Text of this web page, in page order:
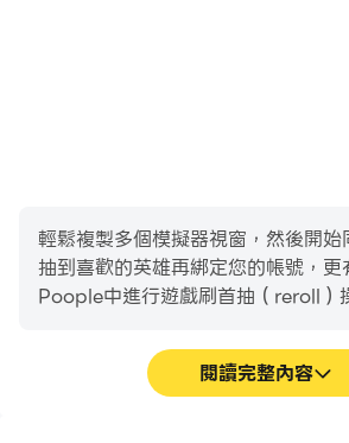
輕鬆複製多個模擬器視窗，然後開
抽到喜歡的英雄再綁定您的帳號，更
Poople中進行遊戲刷首抽（reroll）
閱讀完整內容